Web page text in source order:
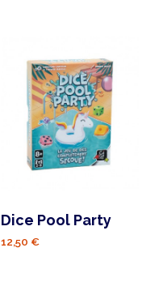
Dice Pool Party
12,50 €